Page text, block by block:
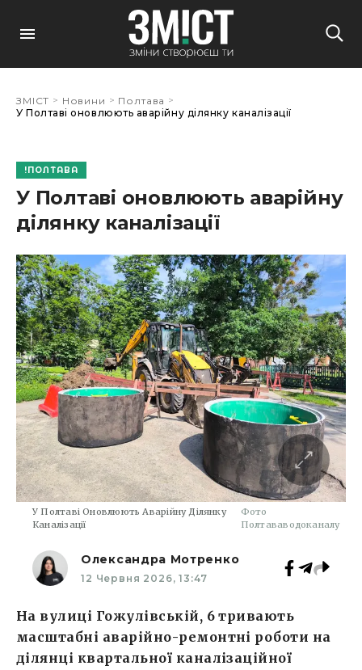
ЗМІСТ > Новини > Полтава >
У Полтаві оновлюють аварійну ділянку каналізації
ПОЛТАВА
У Полтаві оновлюють аварійну
ділянку каналізації
У Полтаві Оновлюють Аварійну Ділянку
Каналізації
Фото
Полтававодоканалу
Олександра Мотренко
12 Червня 2026, 13:47
На вулиці Гожулівській, 6 тривають
масштабні аварійно-ремонтні роботи на
ділянці квартальної каналізаційної